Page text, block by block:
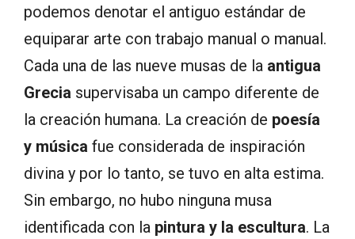
podemos denotar el antiguo estándar de
equiparar arte con trabajo manual o manual.
Cada una de las nueve musas de la antigua
Grecia supervisaba un campo diferente de
la creación humana. La creación de poesía
y música fue considerada de inspiración
divina y por lo tanto, se tuvo en alta estima.
Sin embargo, no hubo ninguna musa
identificada con la pintura y la escultura. La